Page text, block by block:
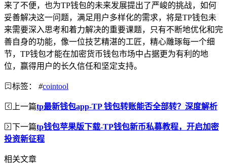
来了不便，也为TP钱包的未来发展提出了严峻的挑战，如何
妥善解决这一问题，满足用户多样化的需求，将是TP钱包未
来需要深入思考和着力解决的重要课题，只有不断地优化和完
善自身的功能，像一位技艺精湛的工匠，精心雕琢每一个细
节，TP钱包才能在加密货币钱包市场中占据更为有利的地
位，赢得用户的长久信任和坚定支持。
标签： #cointool
上一篇tp最新钱包app-TP 钱包转账能否全部转？深度解析
下一篇tp钱包苹果版下载-TP钱包新币私募教程，开启加密
投资新征程
相关文章